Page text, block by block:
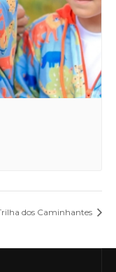
dos Caminhantes